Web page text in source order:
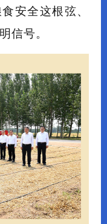
安全这根弦、
信号。